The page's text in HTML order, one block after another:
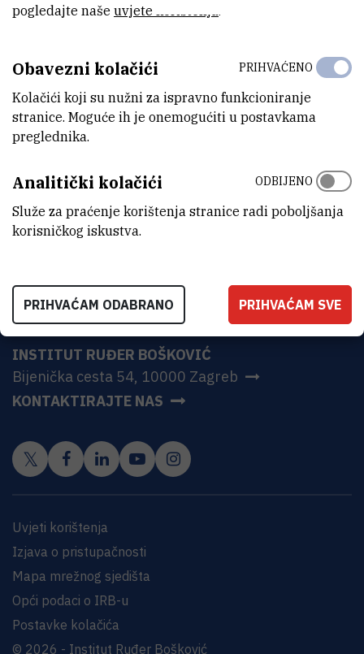
INSTITUT RUĐER BOŠKOVIĆ
Bijenička cesta 54, 10000 Zagreb
KONTAKTIRAJTE NAS
Uvjeti korištenja
Izjava o pristupačnosti
Mapa mrežnog sjedišta
Opći podaci o IRB-u
Postavke kolačića
© 2026 - Institut Ruđer Bošković
pogledajte naše uvjete korištenja
Obavezni kolačići
Kolačići koji su nužni za ispravno funkcioniranje
stranice. Moguće ih je onemogućiti u postavkama
preglednika.
PRIHVAĆENO
Analitički kolačići
Služe za praćenje korištenja stranice radi poboljšanja
korisničkog iskustva.
ODBIJENO
PRIHVAĆAM ODABRANO PRIHVAĆAM SVE